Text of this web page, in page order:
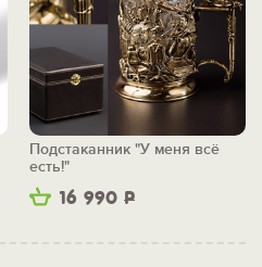
16 990 Р
Подстаканник "У меня всё
есть!"